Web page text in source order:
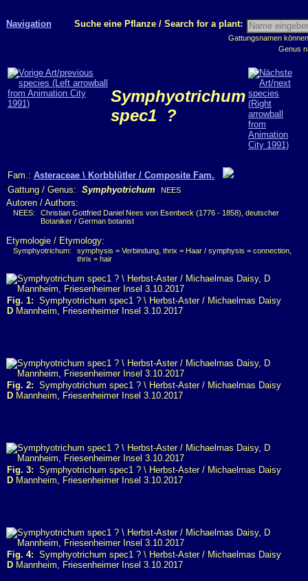
Navigation Suche eine Pflanze / Search for a plant:
Gattungsnamen
Genus
Symphyotrichum
spec1
?
Fam.: Asteraceae \ Korbblütler / Composite Fam.
Gattung / Genus: Symphyotrichum NEES
Autoren / Authors:
NEES:
Christian Gottfried Daniel Nees von Esenbeck (1776 - 1858), deutscher
Botaniker / German botanist
Etymologie / Etymology:
Symphyotrichum:
symphysis = Verbindung, thrix = Haar / symphysis = connection,
thrix = hair
Fig. 1: Symphyotrichum spec1 ? \ Herbst-Aster / Michaelmas Daisy
D Mannheim, Friesenheimer Insel 3.10.2017
Fig. 2: Symphyotrichum spec1 ? \ Herbst-Aster / Michaelmas Daisy
D Mannheim, Friesenheimer Insel 3.10.2017
Fig. 3: Symphyotrichum spec1 ? \ Herbst-Aster / Michaelmas Daisy
D Mannheim, Friesenheimer Insel 3.10.2017
Fig. 4: Symphyotrichum spec1 ? \ Herbst-Aster / Michaelmas Daisy
D Mannheim, Friesenheimer Insel 3.10.2017